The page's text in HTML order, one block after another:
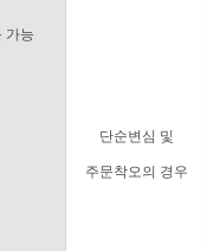
가능
단순변심 및
주문착오의 경우